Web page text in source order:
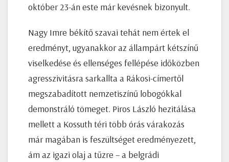
október 23-án este már kevésnek bizonyult.
Nagy Imre békítő szavai tehát nem értek el
eredményt, ugyanakkor az állampárt kétszínű
viselkedése és ellenséges fellépése időközben
agresszivitásra sarkallta a Rákosi-címertől
megszabadított nemzetiszínű lobogókkal
demonstráló tömeget. Piros László hezitálása
mellett a Kossuth téri több órás várakozás
már magában is feszültséget eredményezett,
ám az igazi olaj a tűzre – a belgrádi